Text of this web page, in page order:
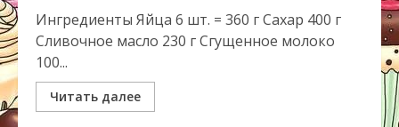
Ингредиенты Яйца 6 шт. = 360 г Сахар 400 г
Сливочное масло 230 г Сгущенное молоко
100...
Читать далее